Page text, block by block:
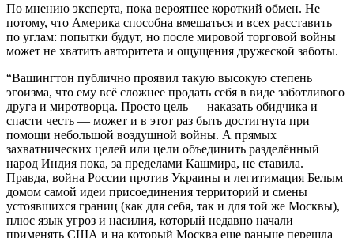
По мнению эксперта, пока вероятнее короткий обмен. Не
потому, что Америка способна вмешаться и всех расставить
по углам: попытки будут, но после мировой торговой войны
может не хватить авторитета и ощущения дружеской заботы.
“Вашингтон публично проявил такую высокую степень
эгоизма, что ему всё сложнее продать себя в виде заботливого
друга и миротворца. Просто цель — наказать обидчика и
спасти честь — может и в этот раз быть достигнута при
помощи небольшой воздушной войны. А прямых
захватнических целей или цели объединить разделённый
народ Индия пока, за пределами Кашмира, не ставила.
Правда, война России против Украины и легитимация Белым
домом самой идеи присоединения территорий и смены
устоявшихся границ (как для себя, так и для той же Москвы),
плюс язык угроз и насилия, который недавно начали
применять США и на который Москва еще раньше перешла